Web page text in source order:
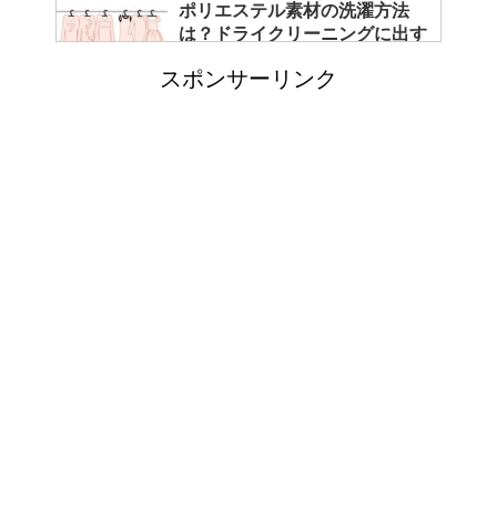
ポリエステル素材の洗濯方法
は？ドライクリーニングに出す
スポンサーリンク